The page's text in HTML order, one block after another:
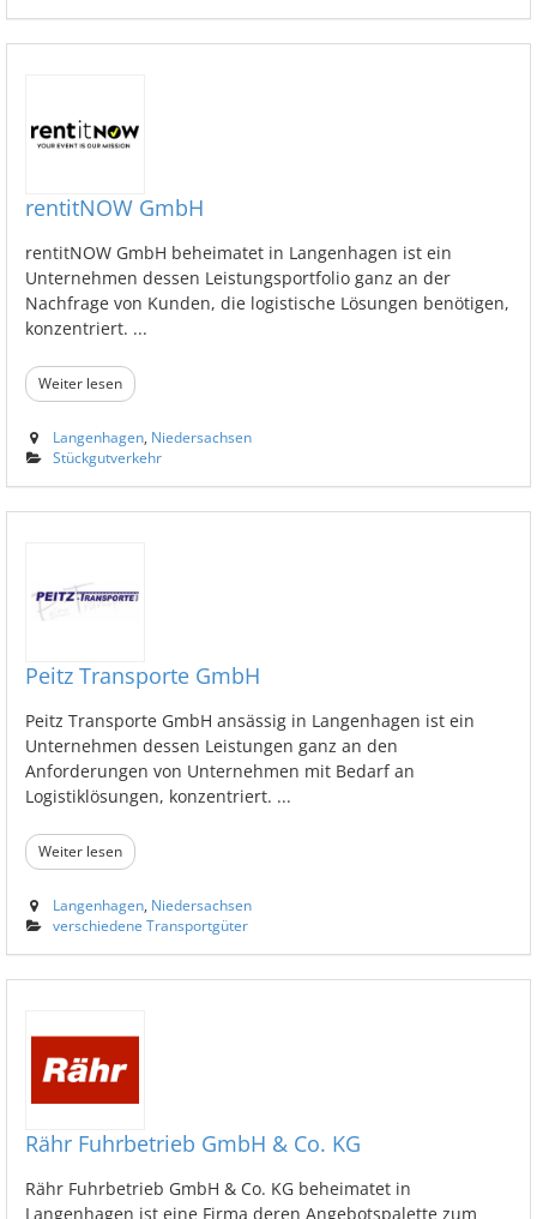
rentitNOW GmbH
rentitNOW GmbH beheimatet in Langenhagen ist ein
Unternehmen dessen Leistungsportfolio ganz an der
Nachfrage von Kunden, die logistische Lösungen benötigen,
konzentriert. ...
Weiter lesen
Langenhagen Niedersachsen
Stückgutverkehr
Peitz Transporte GmbH
Peitz Transporte GmbH ansässig in Langenhagen ist ein
Unternehmen dessen Leistungen ganz an den
Anforderungen von Unternehmen mit Bedarf an
Logistiklösungen, konzentriert. ...
Weiter lesen
Langenhagen Niedersachsen
verschiedene Transportgüter
Rähr Fuhrbetrieb GmbH & Co. KG
Rähr Fuhrbetrieb GmbH & Co. KG beheimatet in
Langenhagen ist eine Firma deren Angebotspalette zum